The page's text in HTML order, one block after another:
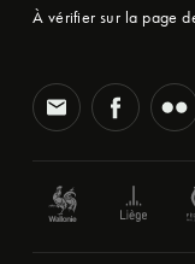
À vérifier sur la page